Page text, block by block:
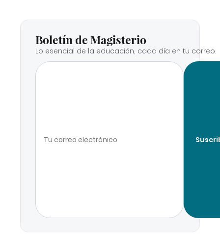
Boletín de Magisterio
Lo esencial de la educación, cada día en tu correo.